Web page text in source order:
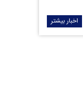
اخبار بیشتر